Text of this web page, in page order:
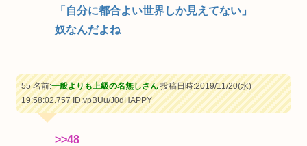
「自分に都合よい世界しか見えてない」
奴なんだよね
55 名前:一般よりも上級の名無しさん投稿日時:2019/11/20(水)
19:58:02.757ID:vpBUu/J0dHAPPY
>>48